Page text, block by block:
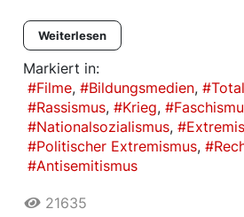
Weiterlesen
Markiert in:
Filme
Bildungsmedien
Rassismus
Krieg
Nationalsozialismus
Politischer Extremismus
Antisemitismus
21635